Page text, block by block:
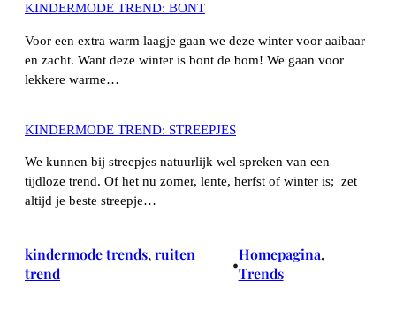
KINDERMODE TREND: BONT
Voor een extra warm laagje gaan we deze winter voor aaibaar
en zacht. Want deze winter is bont de bom! We gaan voor
lekkere warme…
KINDERMODE TREND: STREEPJES
We kunnen bij streepjes natuurlijk wel spreken van een
tijdloze trend. Of het nu zomer, lente, herfst of winter is; zet
altijd je beste streepje…
kindermode trends, ruiten
trend
•
Homepagina ,
Trends